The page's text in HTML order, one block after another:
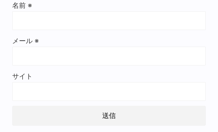
名前 ※
メール ※
サイト